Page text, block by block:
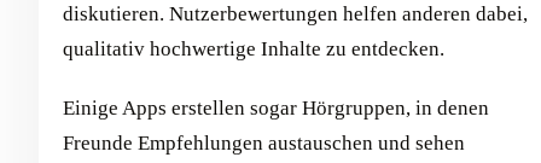
diskutieren. Nutzerbewertungen helfen anderen dabei,
qualitativ hochwertige Inhalte zu entdecken.
Einige Apps erstellen sogar Hörgruppen, in denen
Freunde Empfehlungen austauschen und sehen